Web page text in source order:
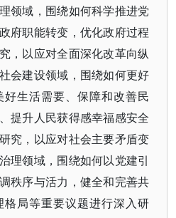
领域，围绕如何科学推进党
府职能转变，优化政府过程
，以应对全面深化改革向纵
会建设领域，围绕如何更好
生活需要、保障和改善民
提升人民获得感幸福感安全
究，以应对社会主要矛盾变
理领域，围绕如何以党建引
秩序与活力，健全和完善共
局等重要议题进行深入研